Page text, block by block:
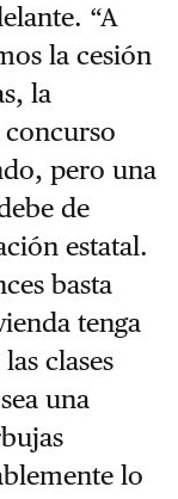
“A
la cesión
la
pero una
de
estatal.
basta
tenga
clases
una
lo